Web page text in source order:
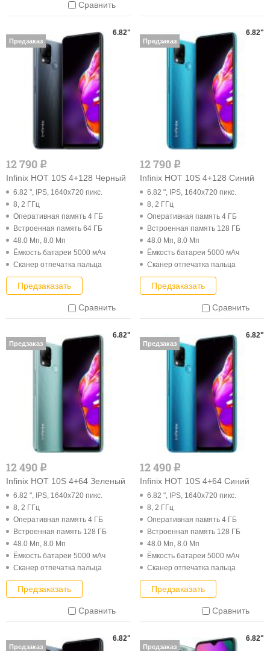
Сравнить
12 790 q
Infinix HOT 10S 4+128 Черный
6.82 ", IPS, 1640x720 пикс.
8, 2 ГГц
Оперативная память 4 ГБ
Встроенная память 64 ГБ
48.0 Мп, 8.0 Мп
Ёмкость батареи 5000 мАч
Cканер отпечатка пальца
Предзаказать
Сравнить
6.82"
Предзаказ
12 790 q
Infinix HOT 10S 4+128 Синий
6.82 ", IPS, 1640x720 пикс.
8, 2 ГГц
Оперативная память 4 ГБ
Встроенная память 128 ГБ
48.0 Мп, 8.0 Мп
Ёмкость батареи 5000 мАч
Cканер отпечатка пальца
Предзаказать
Сравнить
6.82"
Предзаказ
12 490 q
Infinix HOT 10S 4+64 Зеленый
6.82 ", IPS, 1640x720 пикс.
8, 2 ГГц
Оперативная память 4 ГБ
Встроенная память 128 ГБ
48.0 Мп, 8.0 Мп
Ёмкость батареи 5000 мАч
Cканер отпечатка пальца
Предзаказать
Сравнить
6.82"
Предзаказ
12 490 q
Infinix HOT 10S 4+64 Синий
6.82 ", IPS, 1640x720 пикс.
8, 2 ГГц
Оперативная память 4 ГБ
Встроенная память 128 ГБ
48.0 Мп, 8.0 Мп
Ёмкость батареи 5000 мАч
Cканер отпечатка пальца
Предзаказать
Сравнить
6.82"
Предзаказ
6.82"
Предзаказ
6.82"
Предзаказ